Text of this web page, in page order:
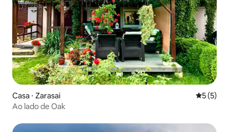
Casa ⋅ Zarasai 5 de
5 (5)
Ao lado de Oak